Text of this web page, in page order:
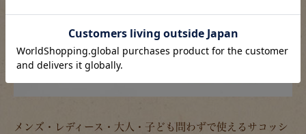
メンズ・レディース・大人・子ども問わずで使えるサコッシ